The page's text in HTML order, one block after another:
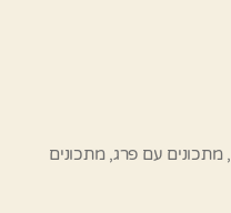
,מתכונים עם פרג,מתכונים